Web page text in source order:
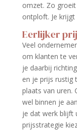
omzet. Zo
ontploft. Je
Eerlijker
Veel
om klanten te
je daarbij
en je prijs rustig
plaats van uren.
wel binnen je
je dat werk blijft
prijsstrategie